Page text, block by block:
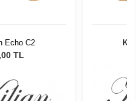
Echo C2
TL